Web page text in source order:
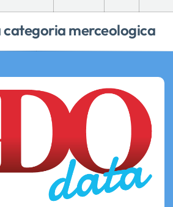
categoria merceologica